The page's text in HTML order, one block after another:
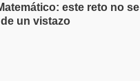
este reto no se
un vistazo